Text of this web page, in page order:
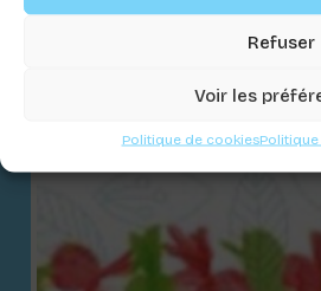
Refuser
Voir les
Politique de cookies
TAPIS-SOUS LE BOL